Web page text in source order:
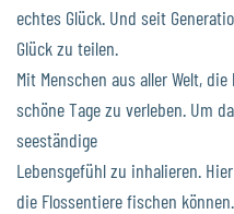
echtes Glück. Und seit
Glück zu teilen.
Mit Menschen aus aller Welt,
schöne Tage zu verleben. Um
seeständige
Lebensgefühl zu inhalieren.
die Flossentiere fischen